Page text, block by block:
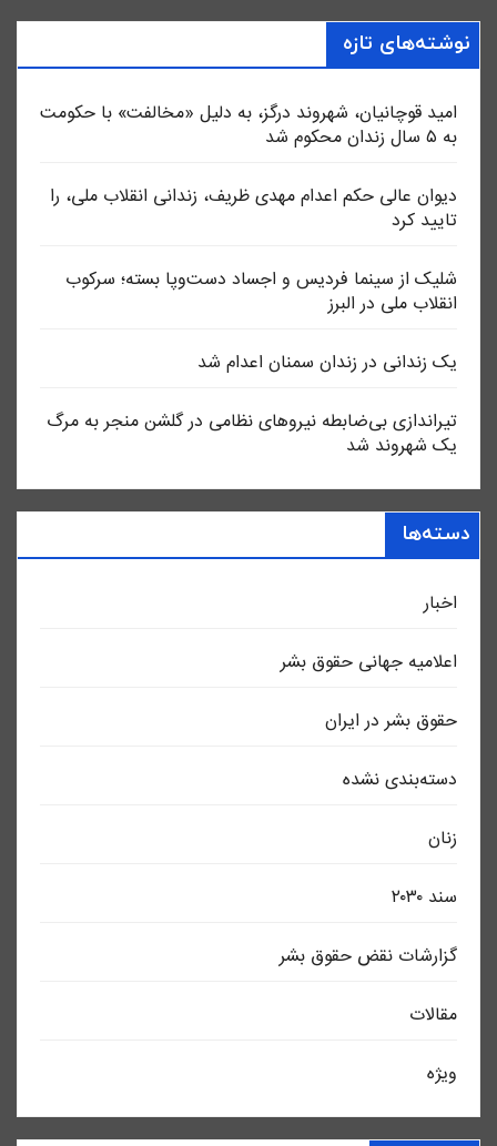
نوشته‌های تازه
امید قوچانیان، شهروند درگز، به دلیل «مخالفت» با حکومت
به ۵ سال زندان محکوم شد
دیوان عالی حکم اعدام مهدی ظریف، زندانی انقلاب ملی، را
تایید کرد
شلیک از سینما فردیس و اجساد دست‌وپا بسته؛ سرکوب
انقلاب ملی در البرز
یک زندانی در زندان سمنان اعدام شد
تیراندازی بی‌ضابطه نیروهای نظامی در گلشن منجر به مرگ
یک شهروند شد
دسته‌ها
اخبار
اعلاميه جهانی حقوق بشر
حقوق بشر در ایران
دسته‌بندی نشده
زنان
سند ٢٠٣٠
گزارشات نقض حقوق بشر
مقالات
ویژه